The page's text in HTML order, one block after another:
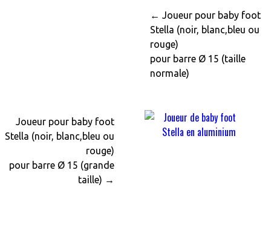
← Joueur pour baby foot
Stella (noir, blanc,bleu ou
rouge)
pour barre Ø 15 (taille
normale)
Joueur pour baby foot
Stella (noir, blanc,bleu ou
rouge)
pour barre Ø 15 (grande
taille) →